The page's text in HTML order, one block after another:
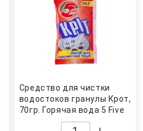
Средство для чистки
водостоков гранулы Крот,
70гр. Горячая вода 5 Five